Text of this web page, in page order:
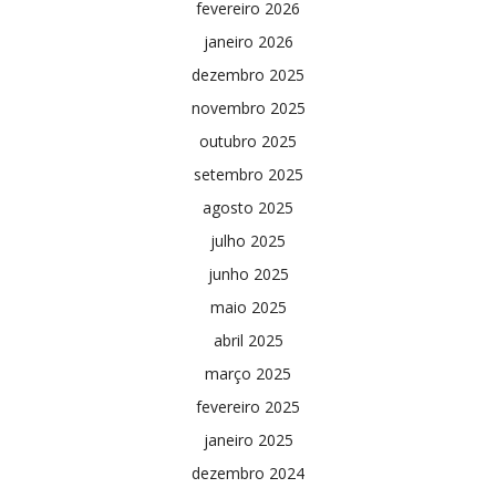
fevereiro 2026
janeiro 2026
dezembro 2025
novembro 2025
outubro 2025
setembro 2025
agosto 2025
julho 2025
junho 2025
maio 2025
abril 2025
março 2025
fevereiro 2025
janeiro 2025
dezembro 2024